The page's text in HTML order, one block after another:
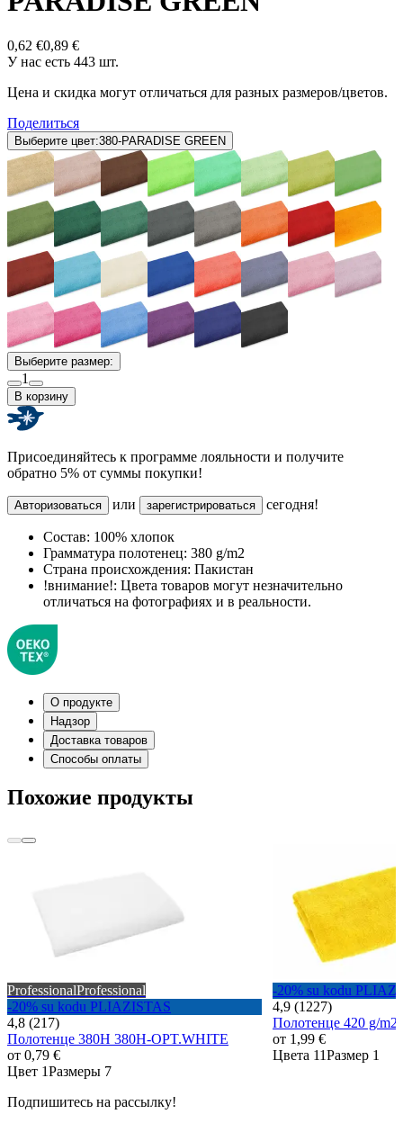
0,62 €0,89 €
У нас есть 443 шт.
Цена и скидка могут отличаться для разных размеров/цветов.
Поделиться
Выберите цвет:380-PARADISE GREEN
Выберите размер:
1
В корзину
Присоединяйтесь к программе лояльности и получите
обратно 5% от суммы покупки!
Авторизоваться или зарегистрироваться сегодня!
Состав: 100% хлопок
Грамматура полотенец: 380 g/m2
Страна происхождения: Пакистан
!внимание!: Цвета товаров могут незначительно
отличаться на фотографиях и в реальности.
О продукте
Надзор
Доставка товаров
Способы оплаты
Похожие продукты
ProfessionalProfessional
-20% su kodu PLIAZISTAS
4,8 (217)
Полотенце 380H 380H-OPT.WHITE
от 0,79 €
Цвет 1Размеры 7
-20% su kodu
4,9 (1227)
Полотенце 420 g/
от 1,99 €
Цвета 11Размер 1
Подпишитесь на рассылку!